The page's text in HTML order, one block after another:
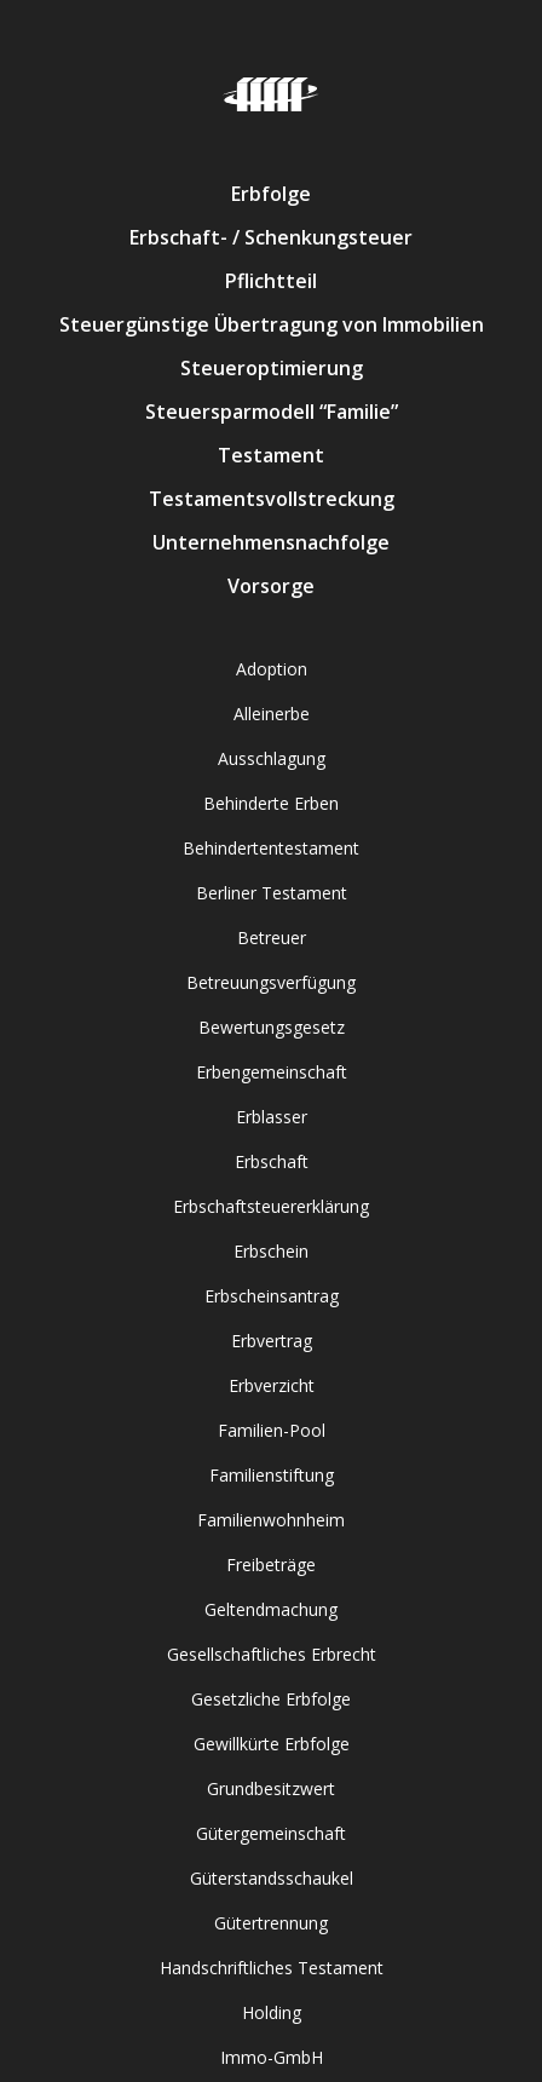
Erbfolge
Erbschaft- / Schenkungsteuer
Pflichtteil
Steuergünstige Übertragung von Immobilien
Steueroptimierung
Steuersparmodell “Familie”
Testament
Testamentsvollstreckung
Unternehmensnachfolge
Vorsorge
Adoption
Alleinerbe
Ausschlagung
Behinderte Erben
Behindertentestament
Berliner Testament
Betreuer
Betreuungsverfügung
Bewertungsgesetz
Erbengemeinschaft
Erblasser
Erbschaft
Erbschaftsteuererklärung
Erbschein
Erbscheinsantrag
Erbvertrag
Erbverzicht
Familien-Pool
Familienstiftung
Familienwohnheim
Freibeträge
Geltendmachung
Gesellschaftliches Erbrecht
Gesetzliche Erbfolge
Gewillkürte Erbfolge
Grundbesitzwert
Gütergemeinschaft
Güterstandsschaukel
Gütertrennung
Handschriftliches Testament
Holding
Immo-GmbH